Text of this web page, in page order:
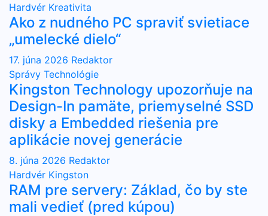
Hardvér Kreativita
Ako z nudného PC spraviť svietiace
„umelecké dielo“
17. júna 2026 Redaktor
Správy Technológie
Kingston Technology upozorňuje na
Design-In pamäte, priemyselné SSD
disky a Embedded riešenia pre
aplikácie novej generácie
8. júna 2026 Redaktor
Hardvér Kingston
RAM pre servery: Základ, čo by ste
mali vedieť (pred kúpou)